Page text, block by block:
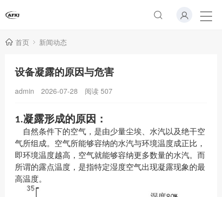
首页 新闻动态
设备凝露的原因与危害
admin 2026-07-28 阅读 507
1.凝露形成的原因：
自然条件下的空气，是由少量尘埃、水汽以及绝干空
气所组成。空气所能够容纳的水汽与环境温度成正比，
即环境温度越高，空气就能够容纳更多数量的水汽。而
所谓的露点温度，是指特定湿度空气出现凝露现象的最
高温度。